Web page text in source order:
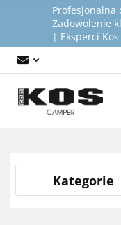
Profesjonalna
Zadowolenie
| Eksperci
Kategorie